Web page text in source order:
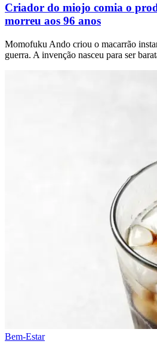
Criador do miojo comia o
morreu aos 96 anos
Momofuku Ando criou o macarrão
guerra. A invenção nasceu para ser
Bem-Estar